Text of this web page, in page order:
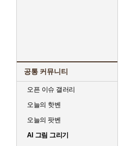
공통 커뮤니티
오픈 이슈 갤러리
오늘의 핫벤
오늘의 팟벤
AI 그림 그리기